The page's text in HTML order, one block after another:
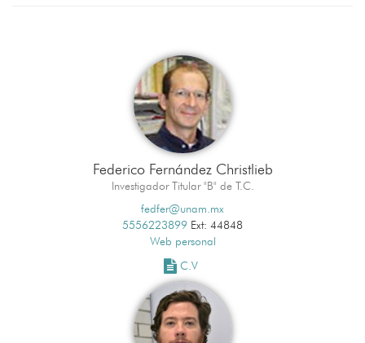
Federico Fernández Christlieb
Investigador Titular "B" de T.C.
fedfer@unam.mx
5556223899 Ext: 44848
Web personal
C.V